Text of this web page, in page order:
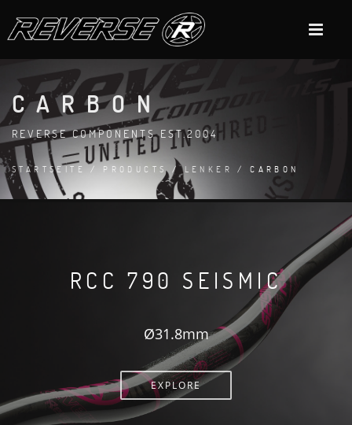
CARBON
REVERSE COMPONENTS EST.2004
STARTSEITE / PRODUCTS/LENKER / CARBON
RCC 790 SEISMIC
Ø31.8mm
EXPLORE